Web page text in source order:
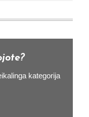
kategorija